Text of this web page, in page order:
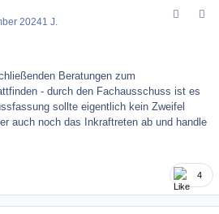
20241 J.
Beratungen zum
- durch den Fachausschuss ist es
sollte eigentlich kein Zweifel
auch noch das Inkraftreten ab und handle
4